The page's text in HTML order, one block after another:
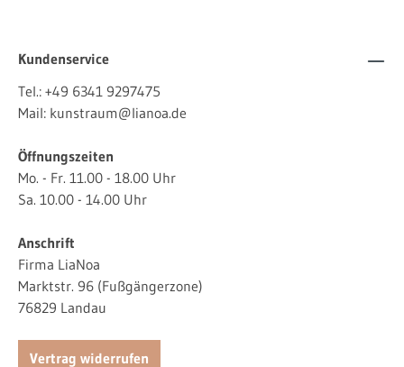
Kundenservice
Tel.: +49 6341 9297475
Mail: kunstraum@lianoa.de
Öffnungszeiten
Mo. - Fr. 11.00 - 18.00 Uhr
Sa. 10.00 - 14.00 Uhr
Anschrift
Firma LiaNoa
Marktstr. 96 (Fußgängerzone)
76829 Landau
Vertrag widerrufen